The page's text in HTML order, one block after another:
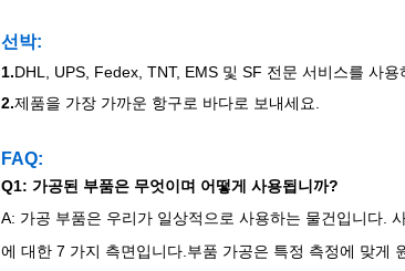
선박:
1.DHL, UPS, Fedex, TNT, EMS 및 SF 전문 서비스를 사
2.제품을 가장 가까운 항구로 바다로 보내세요.
FAQ:
Q1: 가공된 부품은 무엇이며 어떻게 사용됩니까?
A: 가공 부품은 우리가 일상적으로 사용하는 물건입니다.
에 대한 7 가지 측면입니다.부품 가공은 특정 측정에 맞게